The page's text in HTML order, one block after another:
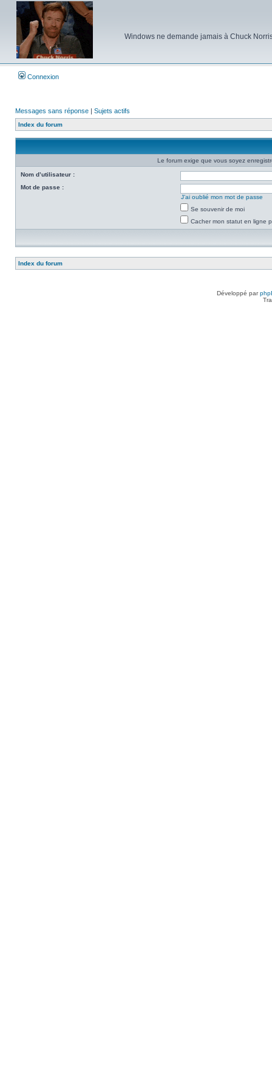
Windows ne demande jamais à Chuck
Connexion
Messages sans réponse | Sujets actifs
Index du forum
Le forum exige que vous soyez
Nom d’utilisateur :
Mot de passe :
J’ai oublié mon mot de passe
Se souvenir de moi
Cacher mon statut en ligne
Index du forum
Développé par